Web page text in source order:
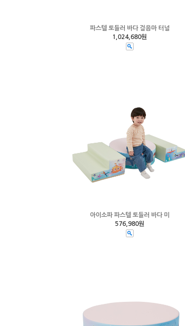
파스텔 토들러 바다 걸음마 터널
1,024,680원
아이소파 파스텔 토들러 바다 미
576,980원